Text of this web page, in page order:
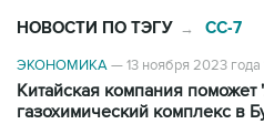
НОВОСТИ ПО ТЭГУ → CC-7
ЭКОНОМИКА—13 ноября 2023 года
Китайская компания
газохимический комплекс в